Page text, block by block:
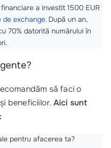
a investit 1500 EUR
de exchange. După un an,
70% datorită numărului în
să faci o
beneficiilor. Aici sunt
pentru afacerea ta?